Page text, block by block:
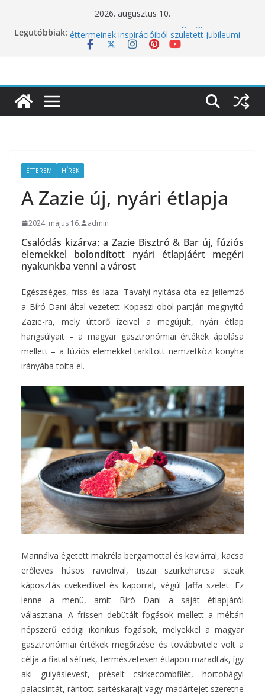
content
2026. augusztus 10.
Legutóbbiak: 10 éves lett a Botanica: a világ legjobb
éttermeinek inspirációiból született jubileumi
Budapest is csatlakozik a Perui Pisco Világnap
Nem a koffeinnel van a baj, hanem azzal,
ÉTTEREM HÍREK
A Zazie új, nyári étlapja
2024. május 16. admin
Csalódás kizárva: a Zazie Bisztró & Bar új, fúziós
elemekkel bolondított nyári étlapjáért megéri
nyakunkba venni a várost
Egészséges, friss és laza. Tavalyi nyitása óta ez jellemző
a Bíró Dani által vezetett Kopaszi-öböl partján megnyitó
Zazie-ra, mely úttörő ízeivel a megújult, nyári étlap
hangsúlyait – a magyar gasztronómiai értékek ápolása
mellett – a fúziós elemekkel tarkított nemzetközi konyha
irányába tolta el.
Marinálva égetett makréla bergamottal és kaviárral, kacsa
erőleves húsos raviolival, tiszai szürkeharcsa steak
káposztás cvekedlivel és kaporral, végül Jaffa szelet. Ez
lenne a menü, amit Bíró Dani a saját étlapjáról
választana. A frissen debütált fogások mellett a méltán
népszerű eddigi ikonikus fogások, melyekkel a magyar
gasztronómiai értékek megőrzése és továbbvitele volt a
célja a fiatal séfnek, természetesen étlapon maradtak, így
aki gulyáslevest, préselt csirkecombfilét, hortobágyi
palacsintát, rántott sertéskarajt vagy madártejet szeretne